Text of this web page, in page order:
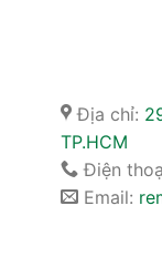
Địa chỉ:
TP.HCM
Điện
Email: